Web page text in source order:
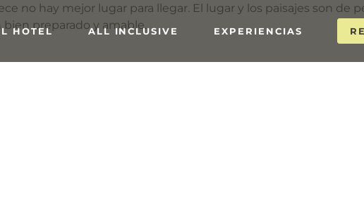
HOTEL ALL INCLUSIVE EXPERIENCIAS
no hay mejor lugar para llegar. El lugar y los paisajes son de
preparado y amable.